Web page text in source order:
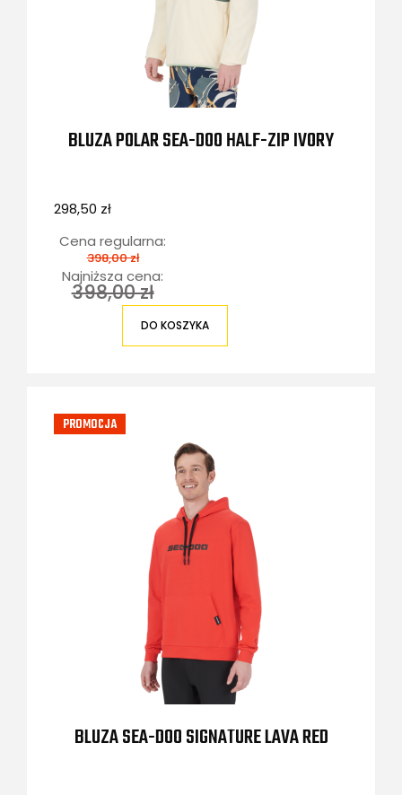
BLUZA POLAR SEA-DOO HALF-ZIP IVORY
298,50 zł
Cena regularna:
398,00 zł
Najniższa cena:
398,00 zł
DO KOSZYKA
BLUZA SEA-DOO SIGNATURE LAVA RED
PROMOCJA